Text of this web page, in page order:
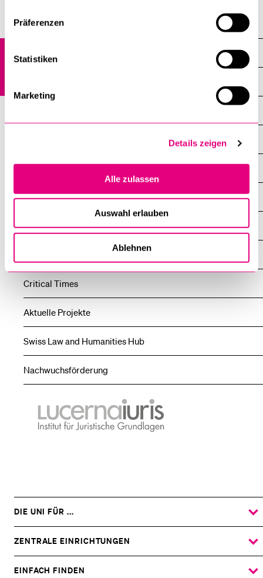
Präferenzen
Statistiken
Marketing
Details zeigen
Alle zulassen
Auswahl erlauben
Ablehnen
Institute, Akademien, Zentren
Institut für Juristische Grundlagen – lucernaiuris
Gastforscherprogramm
laboratorium lucernaiuris
Tagungen & Workshops
Critical Times
Aktuelle Projekte
Swiss Law and Humanities Hub
Nachwuchsförderung
lucernaiuris
Institut
DIE UNI FÜR ...
ZEIGE
DAS
UNTERMENÜ
ZENTRALE EINRICHTUNGEN
ZEIGE
DAS
UNTERMENÜ
EINFACH FINDEN